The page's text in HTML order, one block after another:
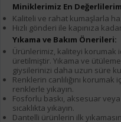
Miniklerimiz En
Kaliteli ve rahat kumaşlarla
Hızlı gönderi ile kapınıza
Yıkama ve Bakım Önerileri:
Ürünlerimiz, kaliteyi korumak
üretilmiştir. Yıkama ve
giysilerinizi daha uzun süre
Renklerin canlılığını
renklerle yıkayın.
Fosforlu baskı, aksesuar
sıcaklıkta yıkayın.
Dantelli ürünlerin ilk